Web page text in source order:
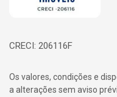
CRECI: 206116F
Os valores, condições e
a alterações sem aviso